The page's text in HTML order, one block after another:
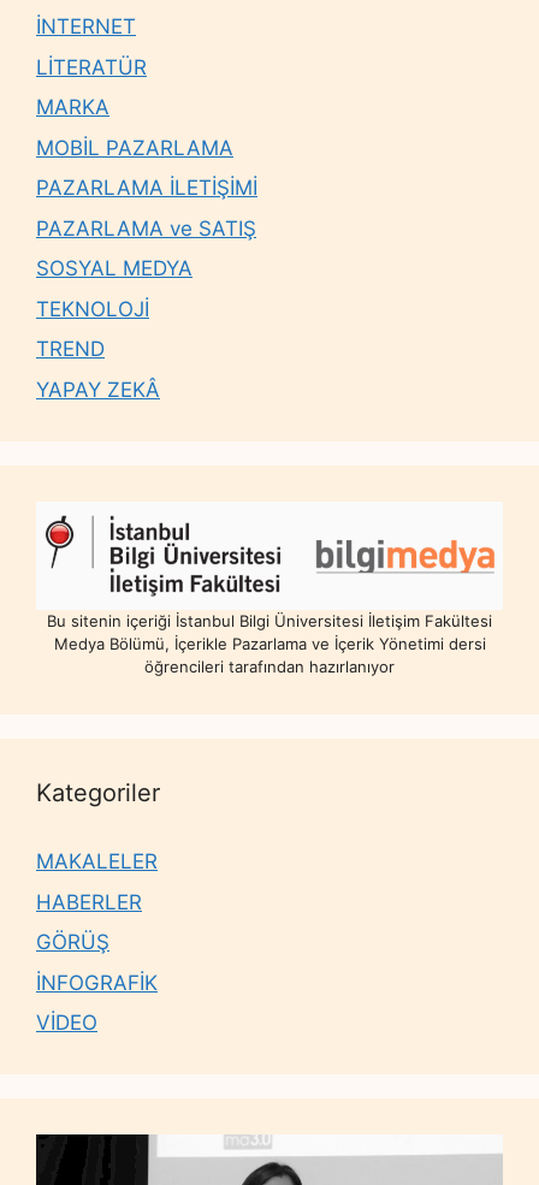
İNTERNET
LİTERATÜR
MARKA
MOBİL PAZARLAMA
PAZARLAMA İLETİŞİMİ
PAZARLAMA ve SATIŞ
SOSYAL MEDYA
TEKNOLOJİ
TREND
YAPAY ZEKÂ
Bu sitenin içeriği İstanbul Bilgi Üniversitesi İletişim Fakültesi
Medya Bölümü, İçerikle Pazarlama ve İçerik Yönetimi dersi
öğrencileri tarafından hazırlanıyor
Kategoriler
MAKALELER
HABERLER
GÖRÜŞ
İNFOGRAFİK
VİDEO